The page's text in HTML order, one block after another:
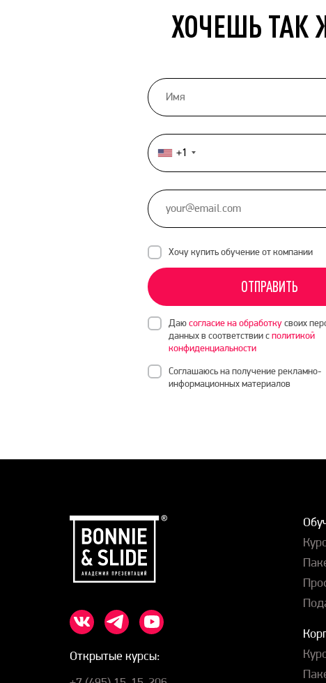
ХОЧЕШЬ ТАК
United
States
+1
Хочу купить обучение от компании
ОТПРАВИТЬ
Даюсогласие на обработкусвоих
данных в соответствии сполитикой
конфиденциальности
Соглашаюсь на получение рекламно-
информационных материалов
Открытые курсы: